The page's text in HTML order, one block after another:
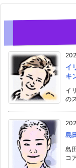
イ
キ
イ
の
島
島
コ